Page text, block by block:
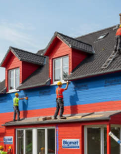
i tipi;
bastarda;
Massetto Pronto
idraulici
o gettati in opera.